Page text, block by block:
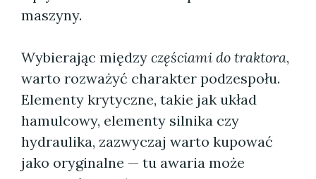
maszyny.
Wybierając między częściami do traktora,
warto rozważyć charakter podzespołu.
Elementy krytyczne, takie jak układ
hamulcowy, elementy silnika czy
hydraulika, zazwyczaj warto kupować
jako oryginalne — tu awaria może